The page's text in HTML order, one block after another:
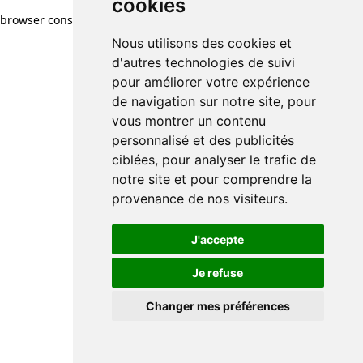
cookies
Nous utilisons des cookies et
d'autres technologies de suivi
pour améliorer votre expérience
de navigation sur notre site, pour
vous montrer un contenu
personnalisé et des publicités
ciblées, pour analyser le trafic de
notre site et pour comprendre la
provenance de nos visiteurs.
J'accepte
Je refuse
Changer mes préférences
browser console for more information)